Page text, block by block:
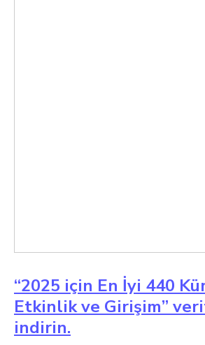
“2025 için En İyi 440
Etkinlik ve Girişim”
indirin.